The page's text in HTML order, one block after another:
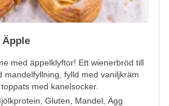
Äpple
med äppelklyftor! Ett wienerbröd till
mandelfyllning, fylld med vaniljkräm
med kanelsocker.
Gluten, Mandel, Ägg